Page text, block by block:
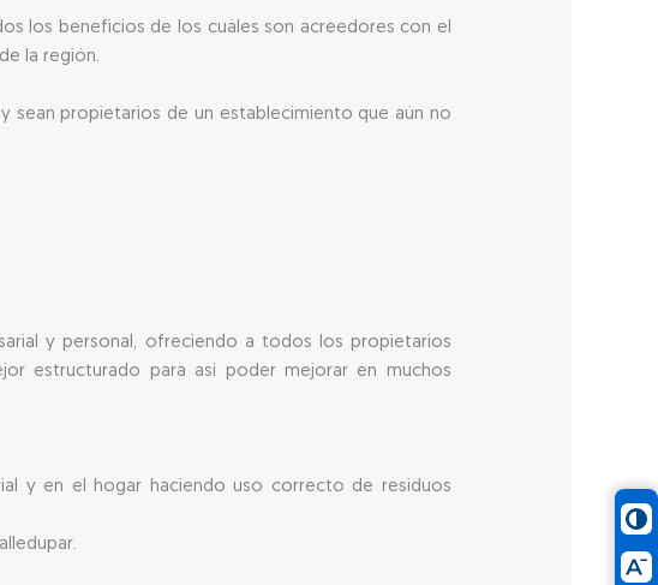
los beneficios de los cuáles son acreedores con el
la región.
sean propietarios de un establecimiento que aún no
y personal, ofreciendo a todos los propietarios
estructurado para así poder mejorar en muchos
y en el hogar haciendo uso correcto de residuos